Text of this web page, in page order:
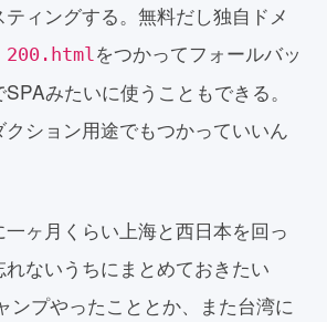
ィングする。無料だし独自ドメ
200.htmlをつかってフォールバッ
みたいに使うこともできる。
ション用途でもつかっていいん
ヶ月くらい上海と西日本を回っ
ないうちにまとめておきたい
ンプやったこととか、また台湾に